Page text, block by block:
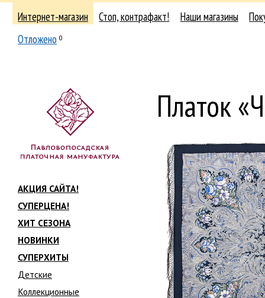
Интернет-магазин Стоп, контрафакт! Наши магазины
Отложено 0
АКЦИЯ САЙТА!
СУПЕРЦЕНА!
ХИТ СЕЗОНА
НОВИНКИ
СУПЕРХИТЫ
Детские
Коллекционные
Платок